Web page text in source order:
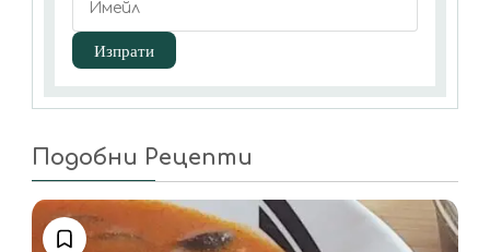
Подобни Рецепти